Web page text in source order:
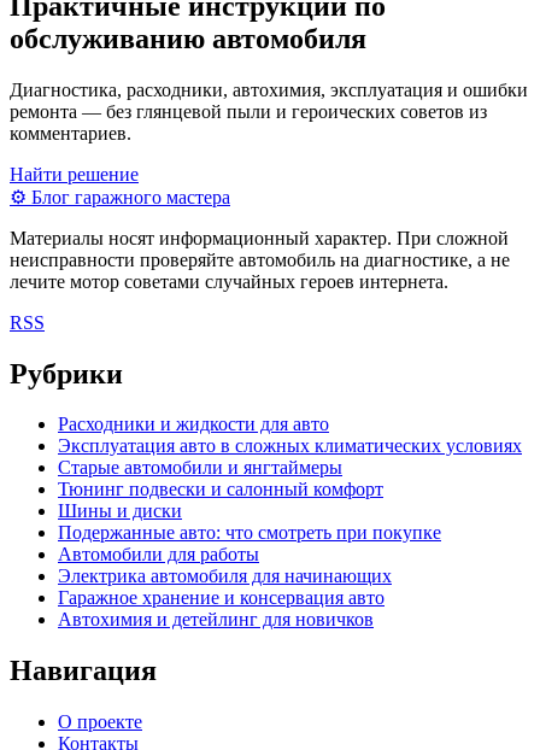
обслуживанию автомобиля
Диагностика, расходники, автохимия, эксплуатация и ошибки
ремонта — без глянцевой пыли и героических советов из
комментариев.
Найти решение
⚙ Блог гаражного мастера
Материалы носят информационный характер. При сложной
неисправности проверяйте автомобиль на диагностике, а не
лечите мотор советами случайных героев интернета.
RSS
Рубрики
Расходники и жидкости для авто
Эксплуатация авто в сложных климатических условиях
Старые автомобили и янгтаймеры
Тюнинг подвески и салонный комфорт
Шины и диски
Подержанные авто: что смотреть при покупке
Автомобили для работы
Электрика автомобиля для начинающих
Гаражное хранение и консервация авто
Автохимия и детейлинг для новичков
Навигация
О проекте
Контакты